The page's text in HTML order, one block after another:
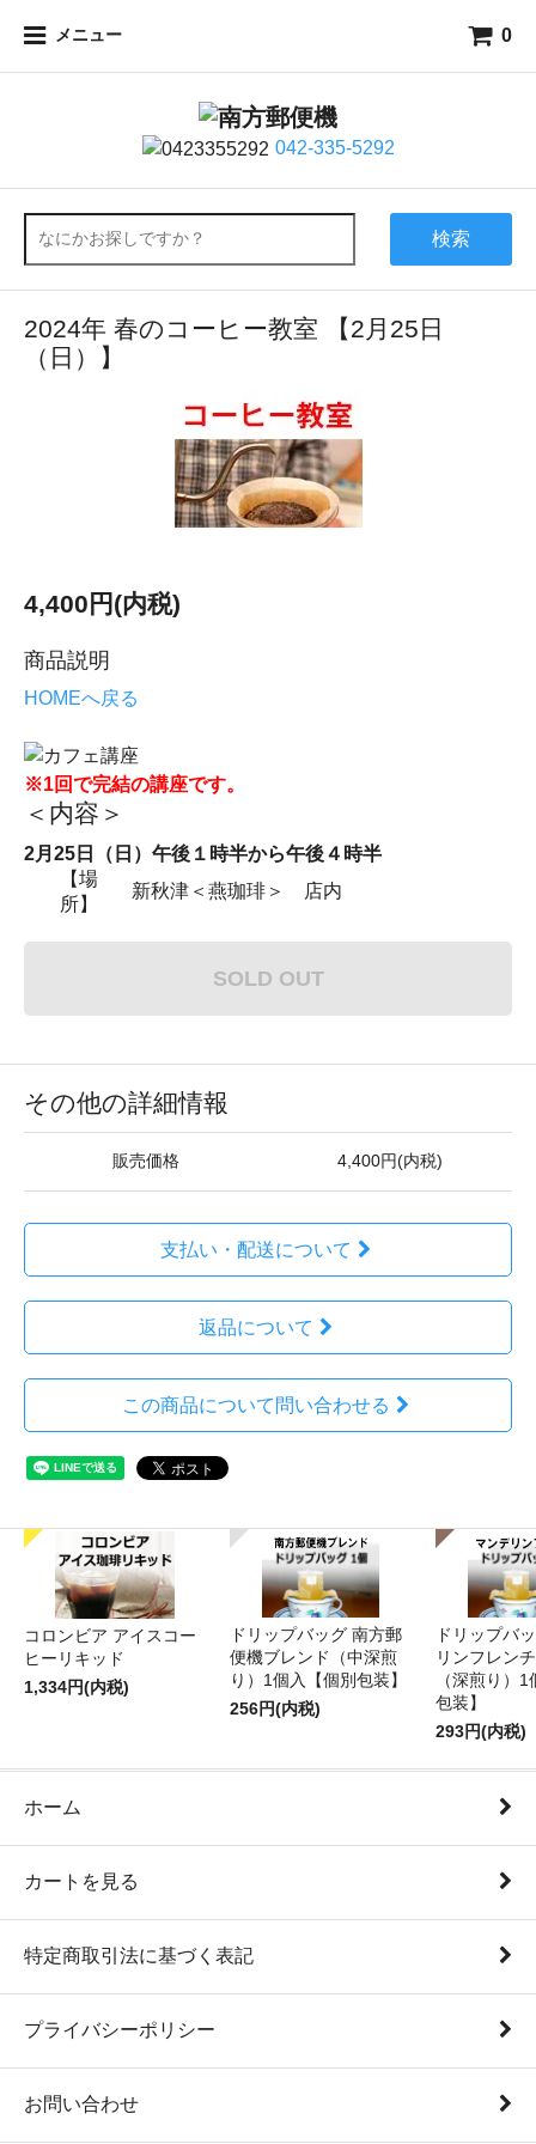
メニュー 0
042-335-5292
検索
2024年 春のコーヒー教室 【2月25日
（日）】
4,400円(内税)
商品説明
HOMEへ戻る
※1回で完結の講座です。
＜内容＞
2月25日（日）午後１時半から午後４時半
【場
所】
新秋津＜燕珈琲＞ 店内
SOLD OUT
その他の詳細情報
販売価格 4,400円(内税)
支払い・配送について
返品について
この商品について問い合わせる
コロンビア アイスコー
ヒーリキッド
1,334円(内税)
ドリップバッグ 南方郵
便機ブレンド（中深煎
り）1個入【個別包装】
256円(内税)
ドリップバ
リンフレン
（深煎り）
包装】
293円(内税)
ホーム
カートを見る
特定商取引法に基づく表記
プライバシーポリシー
お問い合わせ